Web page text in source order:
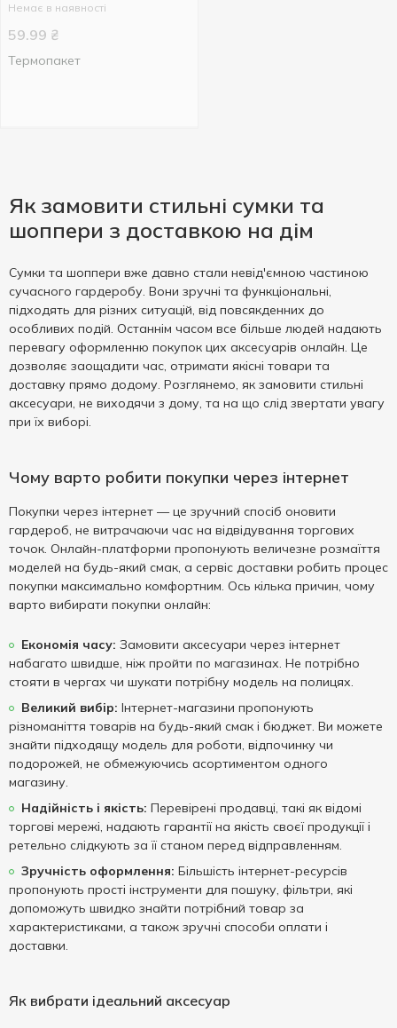
Немає в наявності
59.99 ₴
Термопакет
Як замовити стильні сумки та
шоппери з доставкою на дім
Сумки та шоппери вже давно стали невід'ємною частиною
сучасного гардеробу. Вони зручні та функціональні,
підходять для різних ситуацій, від повсякденних до
особливих подій. Останнім часом все більше людей надають
перевагу оформленню покупок цих аксесуарів онлайн. Це
дозволяє заощадити час, отримати якісні товари та
доставку прямо додому. Розглянемо, як замовити стильні
аксесуари, не виходячи з дому, та на що слід звертати увагу
при їх виборі.
Чому варто робити покупки через інтернет
Покупки через інтернет — це зручний спосіб оновити
гардероб, не витрачаючи час на відвідування торгових
точок. Онлайн-платформи пропонують величезне розмаїття
моделей на будь-який смак, а сервіс доставки робить процес
покупки максимально комфортним. Ось кілька причин, чому
варто вибирати покупки онлайн:
Економія часу: Замовити аксесуари через інтернет
набагато швидше, ніж пройти по магазинах. Не потрібно
стояти в чергах чи шукати потрібну модель на полицях.
Великий вибір: Інтернет-магазини пропонують
різноманіття товарів на будь-який смак і бюджет. Ви можете
знайти підходящу модель для роботи, відпочинку чи
подорожей, не обмежуючись асортиментом одного
магазину.
Надійність і якість: Перевірені продавці, такі як відомі
торгові мережі, надають гарантії на якість своєї продукції і
ретельно слідкують за її станом перед відправленням.
Зручність оформлення: Більшість інтернет-ресурсів
пропонують прості інструменти для пошуку, фільтри, які
допоможуть швидко знайти потрібний товар за
характеристиками, а також зручні способи оплати і
доставки.
Як вибрати ідеальний аксесуар